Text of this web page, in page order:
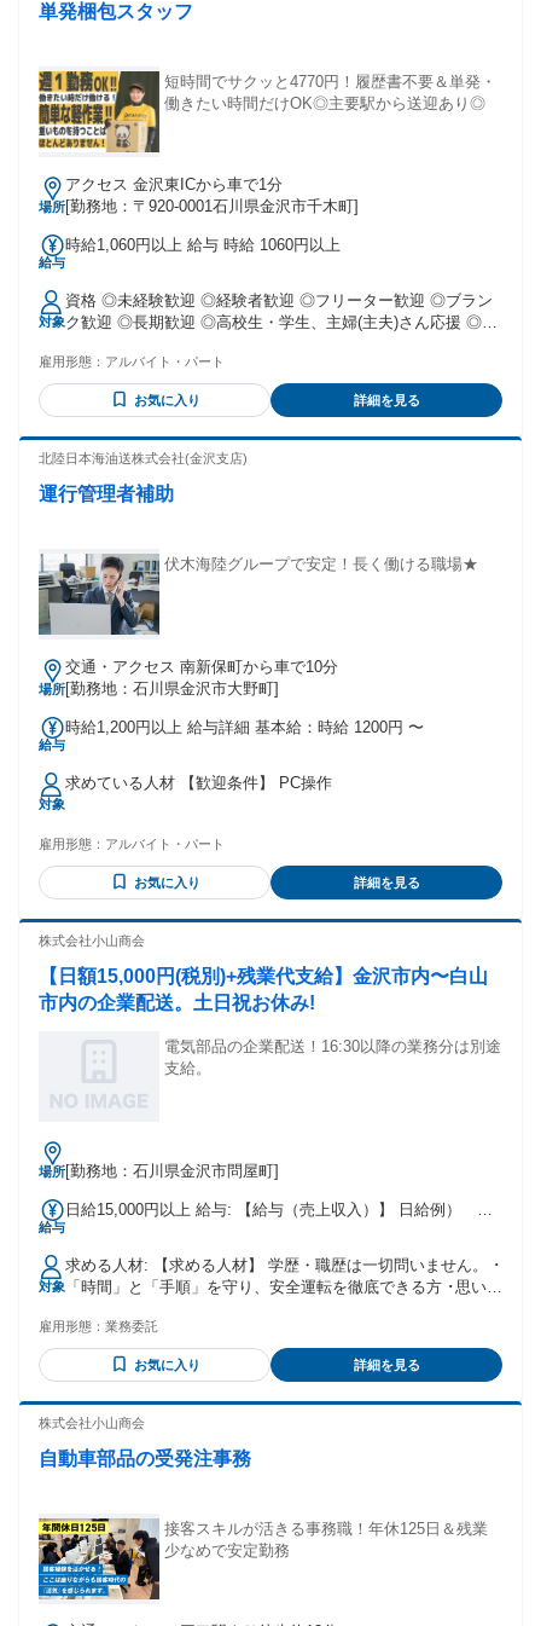
リーター歓迎 #転勤なし #制服貸与 #髪型・髪色自由 #研修あ
単発梱包スタッフ
短時間でサクッと4770円！履歴書不要＆単発・
働きたい時間だけOK◎主要駅から送迎あり◎
場所
アクセス 金沢東ICから車で1分
[勤務地：〒920-0001石川県金沢市千木町]
給与
時給1,060円以上 給与 時給 1060円以上
対象
資格 ◎未経験歓迎 ◎経験者歓迎 ◎フリーター歓迎 ◎ブラン
ク歓迎 ◎長期歓迎 ◎高校生・学生、主婦(主夫)さん応援 ◎W
齢層の方が活躍中♪ 【こんな方からのご応募お待ちしていま
す】 ・食品関連倉庫内作業・自動車製造・航空機製造・金型
製造・食品製造・工場内作業・検査・検品・ライン作業・軽
お仕事に興味がある方 ・飲食店（居酒屋・ファミレス・カフ
土木作業員・建築作業員・現場作業員・警備員などから未経
常勤、短期など雇用形態や働き方問わず軽作業のお仕事をお
探しの方 ・土日祝休みから平日も休めるお仕事をお探しの方
・ハローワークでしっかり稼げるお仕事が見つからなかった
という方も応援。
雇用形態： アルバイト・パート
お気に入り 詳細を見る
北陸日本海油送株式会社(金沢支店)
運行管理者補助
伏木海陸グループで安定！長く働ける職場★
場所
交通・アクセス 南新保町から車で10分
[勤務地：石川県金沢市大野町]
給与
時給1,200円以上 給与詳細 基本給：時給 1200円 〜
対象
求めている人材 【歓迎条件】 PC操作
雇用形態： アルバイト・パート
お気に入り 詳細を見る
株式会社小山商会
【日額15,000円(税別)+残業代支給】金沢市内〜白山
市内の企業配送。土日祝お休み!
電気部品の企業配送！16:30以降の業務分は別途
支給。
場所[勤務地：石川県金沢市問屋町]
給与
日給15,000円以上 給与: 【給与（売上収入）】 日給例）
×80％＝264,000円（税別） ※総売上より手数料等を控除させ
ていただいた実際の手取額の目安になります
対象
求める人材: 【求める人材】 学歴・職歴は一切問いません。 ･
「時間」と「手順」を守り、安全運転を徹底できる方 ･思い込
許（AT限定可）をお持ちの方
雇用形態： 業務委託
お気に入り 詳細を見る
株式会社小山商会
自動車部品の受発注事務
接客スキルが活きる事務職！年休125日＆残業
少なめで安定勤務